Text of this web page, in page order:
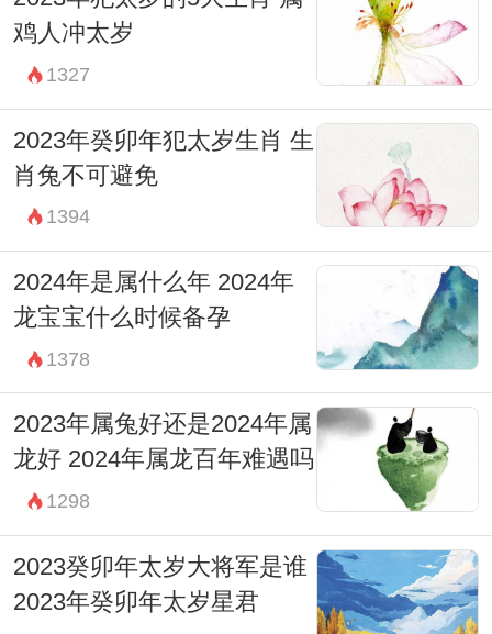
鸡人冲太岁
1327
2023年癸卯年犯太岁生肖 生
肖兔不可避免
1394
2024年是属什么年 2024年
龙宝宝什么时候备孕
1378
2023年属兔好还是2024年属
龙好 2024年属龙百年难遇吗
1298
2023癸卯年太岁大将军是谁
2023年癸卯年太岁星君